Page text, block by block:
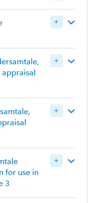
for use in
3